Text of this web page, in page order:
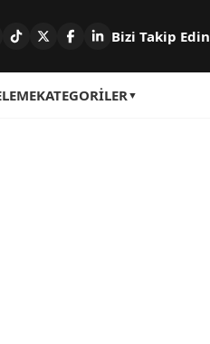
Bizi Takip Edin
KATEGORILER